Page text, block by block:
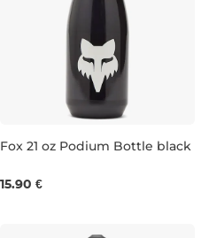
0,62L
Fox 21 oz Podium Bottle black
15.90 €